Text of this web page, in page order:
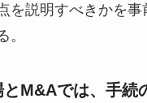
を説明すべきかを
。
とM&Aでは、手続